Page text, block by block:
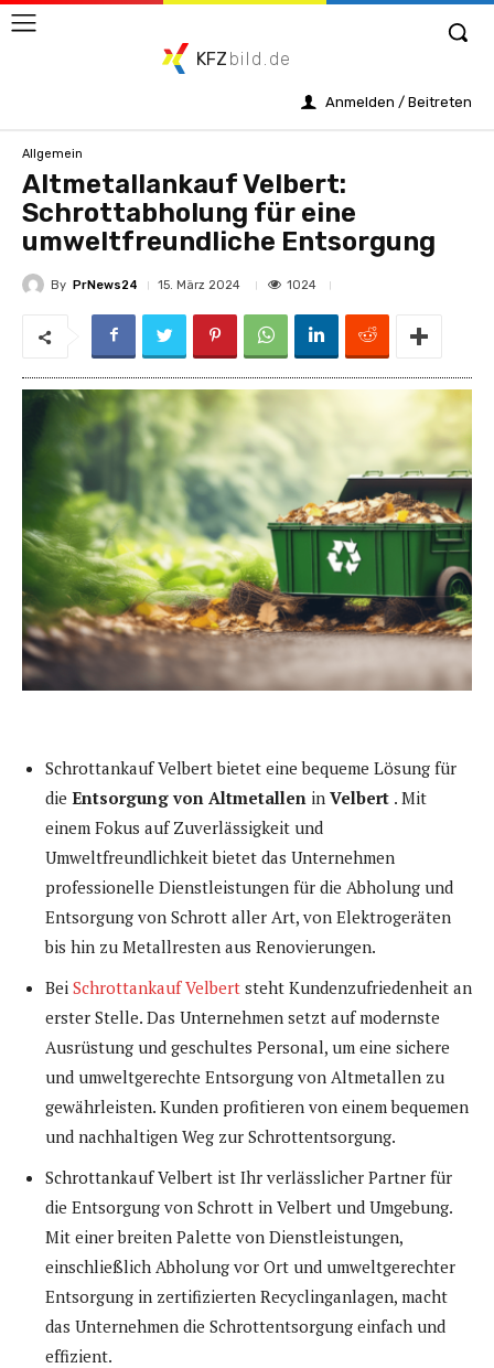
KFZ bild.de
Anmelden / Beitreten
Allgemein
Altmetallankauf Velbert:
Schrottabholung für eine
umweltfreundliche Entsorgung
By PrNews24 15. März 2024 1024
Schrottankauf Velbert bietet eine bequeme Lösung für
die Entsorgung von Altmetallen in Velbert . Mit
einem Fokus auf Zuverlässigkeit und
Umweltfreundlichkeit bietet das Unternehmen
professionelle Dienstleistungen für die Abholung und
Entsorgung von Schrott aller Art, von Elektrogeräten
bis hin zu Metallresten aus Renovierungen.
Bei Schrottankauf Velbert steht Kundenzufriedenheit an
erster Stelle. Das Unternehmen setzt auf modernste
Ausrüstung und geschultes Personal, um eine sichere
und umweltgerechte Entsorgung von Altmetallen zu
gewährleisten. Kunden profitieren von einem bequemen
und nachhaltigen Weg zur Schrottentsorgung.
Schrottankauf Velbert ist Ihr verlässlicher Partner für
die Entsorgung von Schrott in Velbert und Umgebung.
Mit einer breiten Palette von Dienstleistungen,
einschließlich Abholung vor Ort und umweltgerechter
Entsorgung in zertifizierten Recyclinganlagen, macht
das Unternehmen die Schrottentsorgung einfach und
effizient.